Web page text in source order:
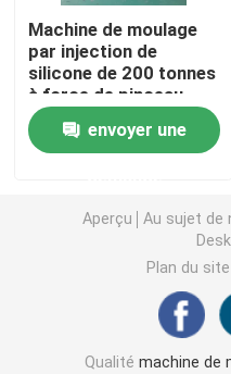
Machine en
Machine de moulage
Machine de moulage
Machine de
Machine de moulage
Machine en
Machine de moulage
par injection de
silicone de 200 tonnes
à force de pinceau
pour ballon de masque
laryngaire médical
envoyer une
Aperçu Au sujet de
Plan du site
Qualité machine de